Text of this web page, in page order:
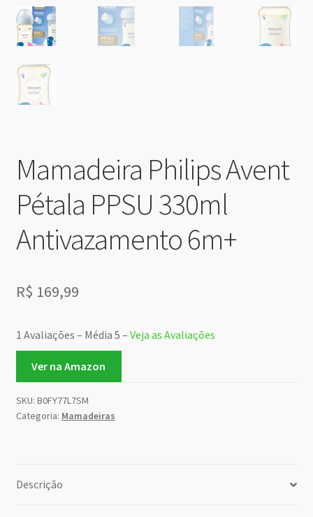
Mamadeira Philips Avent
Pétala PPSU 330ml
Antivazamento 6m+
R$ 169,99
1 Avaliações – Média 5 – Veja as Avaliações
Ver na Amazon
SKU: B0FY77L7SM
Categoria: Mamadeiras
Descrição